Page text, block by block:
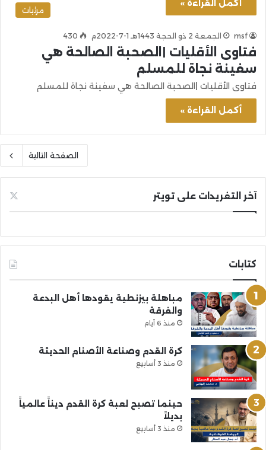
أكمل القراءة »
مرئيات
msf الجمعة 2 ذو الحجة 1443هـ 1-7-2022م 430
فتاوى الأقليات |الصحبة الصالحة هي
سفينة نجاة للمسلم
فتاوى الأقليات |الصحبة الصالحة هي سفينة نجاة للمسلم
أكمل القراءة »
الصفحة التالية
آخر التغريدات على تويتر
كتابات
مباهلة بيزنطية يقودها أهل البدعة
والفرقة
منذ 6 أيام
كرة القدم وصناعة الأصنام الحديثة
منذ 3 أسابيع
حينما تصبح لعبة كرة القدم ديناً عالمياً
بديلاً
منذ 3 أسابيع